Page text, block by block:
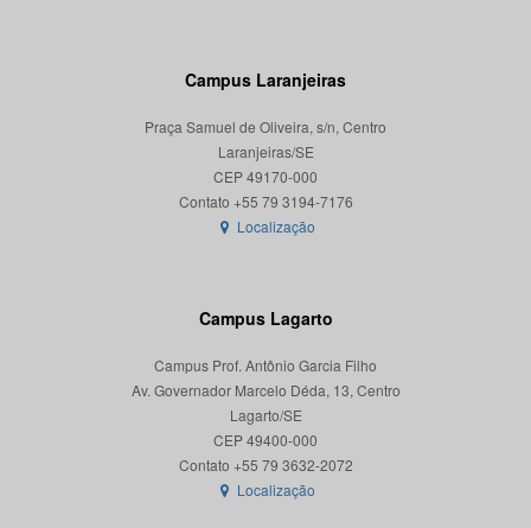
Campus Laranjeiras
Praça Samuel de Oliveira, s/n, Centro
Laranjeiras/SE
CEP 49170-000
Localização
Campus Lagarto
Campus Prof. Antônio Garcia Filho
Av. Governador Marcelo Déda, 13, Centro
Lagarto/SE
CEP 49400-000
Localização